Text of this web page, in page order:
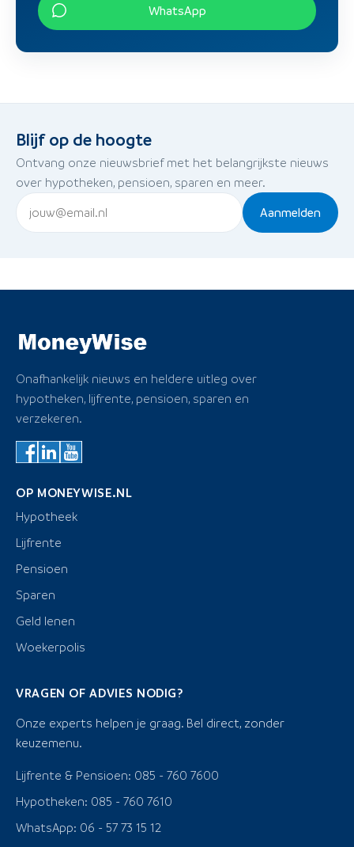
WhatsApp
Blijf op de hoogte
Ontvang onze nieuwsbrief met het belangrijkste nieuws
over hypotheken, pensioen, sparen en meer.
Aanmelden
Onafhankelijk nieuws en heldere uitleg over
hypotheken, lijfrente, pensioen, sparen en
verzekeren.
OP MONEYWISE.NL
Hypotheek
Lijfrente
Pensioen
Sparen
Geld lenen
Woekerpolis
VRAGEN OF ADVIES NODIG?
Onze experts helpen je graag. Bel direct, zonder
keuzemenu.
Lijfrente & Pensioen: 085 - 760 7600
Hypotheken: 085 - 760 7610
WhatsApp: 06 - 57 73 15 12